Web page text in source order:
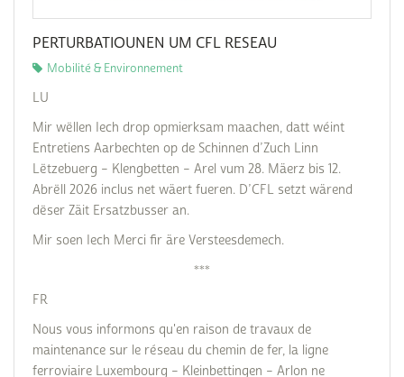
PERTURBATIOUNEN UM CFL RESEAU
Mobilité & Environnement
LU
Mir wëllen Iech drop opmierksam maachen, datt wéint
Entretiens Aarbechten op de Schinnen d’Zuch Linn
Lëtzebuerg – Klengbetten – Arel vum 28. Mäerz bis 12.
Abrëll 2026 inclus net wäert fueren. D’CFL setzt wärend
dëser Zäit Ersatzbusser an.
Mir soen Iech Merci fir äre Versteesdemech.
***
FR
Nous vous informons qu'en raison de travaux de
maintenance sur le réseau du chemin de fer, la ligne
ferroviaire Luxembourg – Kleinbettingen – Arlon ne